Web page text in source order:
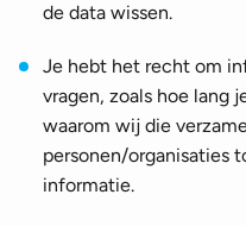
de data wissen.
Je hebt het recht om
vragen, zoals hoe lang
waarom wij die
personen/organisaties
informatie.